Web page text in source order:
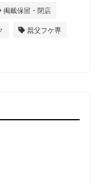
掲載保留・閉店
親父フケ専